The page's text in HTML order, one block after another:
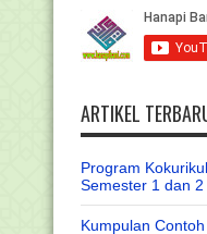
ARTIKEL
Program
Semester 1 dan
Kumpulan